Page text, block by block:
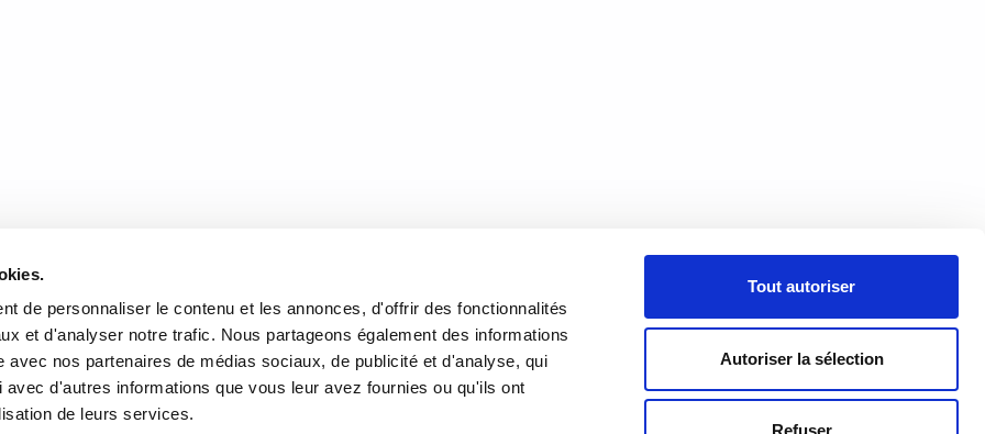
de personnaliser le contenu et les annonces, d'offrir des fonctionnalités
et d'analyser notre trafic. Nous partageons également des informations
avec nos partenaires de médias sociaux, de publicité et d'analyse, qui
d'autres informations que vous leur avez fournies ou qu'ils ont
de leurs services.
Tout autoriser
Autoriser la sélection
Refuser
de l'Église, Québec, QC
l’itinéraire
3640
Lundi au mercredi: 9h00 à 18h00
Jeudi et vendredi:
9h00 à 21h00
Samedi:
9h00 à 17h00
Dimanche :10h00 à 17h00
Fermé les jours fériés
À PROPOS
ÉQUIPE